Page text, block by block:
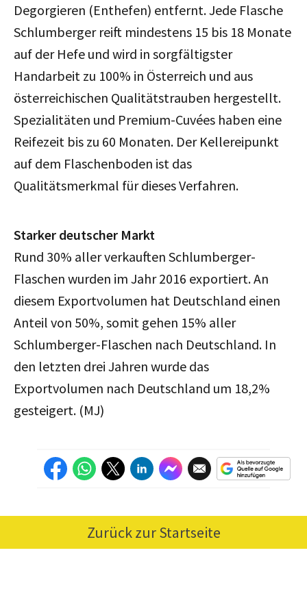
Degorgieren (Enthefen) entfernt. Jede Flasche
Schlumberger reift mindestens 15 bis 18 Monate
auf der Hefe und wird in sorgfältigster
Handarbeit zu 100% in Österreich und aus
österreichischen Qualitätstrauben hergestellt.
Spezialitäten und Premium-Cuvées haben eine
Reifezeit bis zu 60 Monaten. Der Kellereipunkt
auf dem Flaschenboden ist das
Qualitätsmerkmal für dieses Verfahren.
Starker deutscher Markt
Rund 30% aller verkauften Schlumberger-
Flaschen wurden im Jahr 2016 exportiert. An
diesem Exportvolumen hat Deutschland einen
Anteil von 50%, somit gehen 15% aller
Schlumberger-Flaschen nach Deutschland. In
den letzten drei Jahren wurde das
Exportvolumen nach Deutschland um 18,2%
gesteigert. (MJ)
Zurück zur Startseite